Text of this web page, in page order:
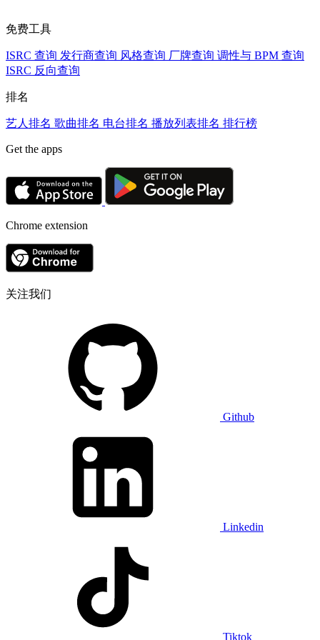
免费工具
ISRC 查询 发行商查询 风格查询 厂牌查询 调性与 BPM 查询
ISRC 反向查询
排名
艺人排名 歌曲排名 电台排名 播放列表排名 排行榜
Get the apps
Chrome extension
关注我们
Github
Linkedin
Tiktok